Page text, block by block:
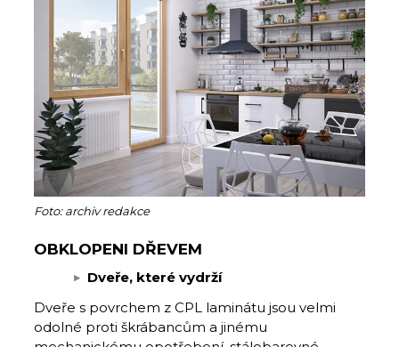
Foto: archiv redakce
OBKLOPENI DŘEVEM
Dveře, které vydrží
Dveře s povrchem z CPL laminátu jsou velmi
odolné proti škrábancům a jinému